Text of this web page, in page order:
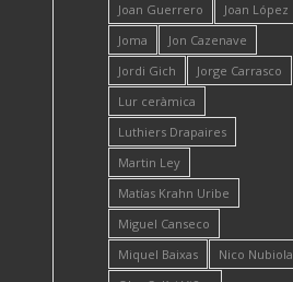
Joan Guerrero
Joan López
Joma
Jon Cazenave
Jordi Gich
Jorge Carrasco
Lur ceràmica
Luthiers Drapaires
Martin Ley
Matías Krahn Uribe
Miguel Canseco
Miquel Baixas
Nico Nubiola